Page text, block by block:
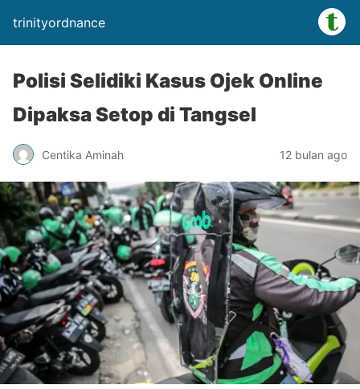
trinityordnance
Polisi Selidiki Kasus Ojek Online
Dipaksa Setop di Tangsel
Centika Aminah 12 bulan ago